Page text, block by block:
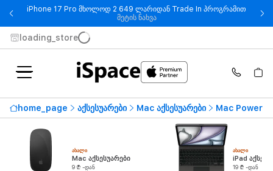
iPhone 17 Pro მხოლოდ 2 649 ლარიდან Trade In პროგრამით
მეტის ნახვა- iPhone 17 Pro მხოლოდ 2 649
loading_store
home_page აქსესუარები Mac აქსესუარები Mac Power
ᲐᲮᲐᲚᲘ
Mac აქსესუარები
9 ₾ -დან
ᲐᲮᲐᲚᲘ
iPad
19 ₾ -დან